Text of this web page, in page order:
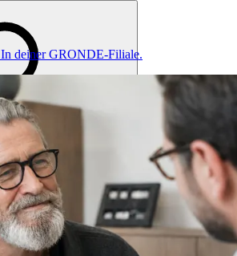
deiner GRONDE-Filiale.